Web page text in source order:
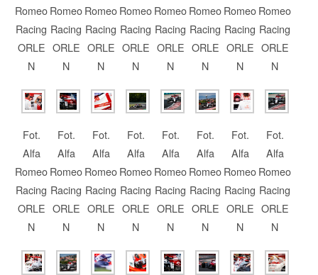
Romeo
Racing
ORLE
N
Romeo
Racing
ORLE
N
Romeo
Racing
ORLE
N
Romeo
Racing
ORLE
N
Romeo
Racing
ORLE
N
Romeo
Racing
ORLE
N
Romeo
Racing
ORLE
N
Romeo
Racing
ORLE
N
Fot.
Alfa
Romeo
Racing
ORLE
N
Fot.
Alfa
Romeo
Racing
ORLE
N
Fot.
Alfa
Romeo
Racing
ORLE
N
Fot.
Alfa
Romeo
Racing
ORLE
N
Fot.
Alfa
Romeo
Racing
ORLE
N
Fot.
Alfa
Romeo
Racing
ORLE
N
Fot.
Alfa
Romeo
Racing
ORLE
N
Fot.
Alfa
Romeo
Racing
ORLE
N